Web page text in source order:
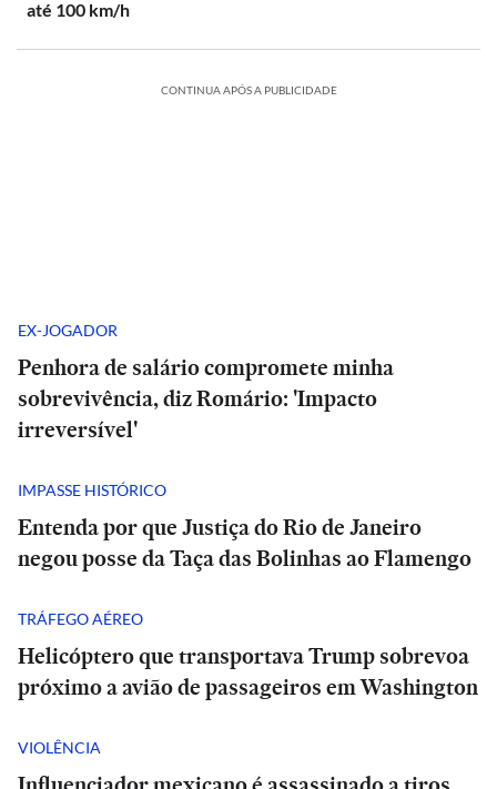
até 100 km/h
CONTINUA APÓS A PUBLICIDADE
EX-JOGADOR
Penhora de salário compromete minha
sobrevivência, diz Romário: 'Impacto
irreversível'
IMPASSE HISTÓRICO
Entenda por que Justiça do Rio de Janeiro
negou posse da Taça das Bolinhas ao Flamengo
TRÁFEGO AÉREO
Helicóptero que transportava Trump sobrevoa
próximo a avião de passageiros em Washington
VIOLÊNCIA